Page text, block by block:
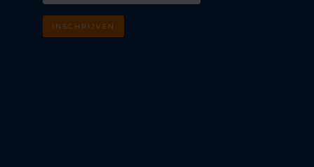
INSCHRIJVEN